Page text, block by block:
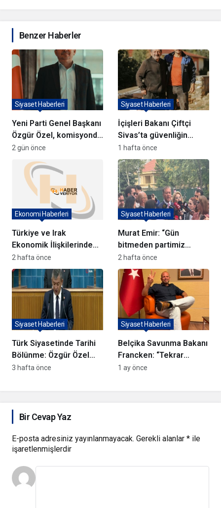
Benzer Haberler
Yeni Parti Genel Başkanı
Özgür Özel, komisyonda
sözlerini duyuracak
Siyaset Haberleri
2 gün önce
İçişleri Bakanı Çiftçi
Sivas’ta güvenliğin
kalkınma için şart
olduğunu vurguladı
Siyaset Haberleri
1 hafta önce
Türkiye ve Irak
Ekonomik İlişkilerinde
Kalkınma Yolu Projesi
Vurgusu
Ekonomi Haberleri
2 hafta önce
Murat Emir: “Gün
bitmeden partimiz
hukuken kurulmuş
olacak”
Siyaset Haberleri
2 hafta önce
Türk Siyasetinde Tarihi
Bölünme: Özgür Özel
“Yeni Partimizi
Siyaset Haberleri
3 hafta önce
Belçika Savunma Bakanı
Francken: “Tekrar
merhaba benim güzel
Siyaset Haberleri
1 ay önce
Bir Cevap Yaz
E-posta adresiniz yayınlanmayacak. Gerekli alanlar * ile
işaretlenmişlerdir